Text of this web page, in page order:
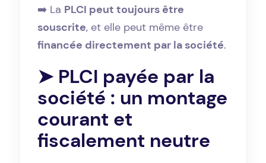
➡️ La PLCI peut toujours être
souscrite, et elle peut même être
financée directement par la société.
➤ PLCI payée par la
société : un montage
courant et
fiscalement neutre